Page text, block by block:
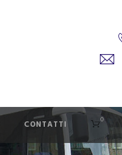
CONTATTI 0